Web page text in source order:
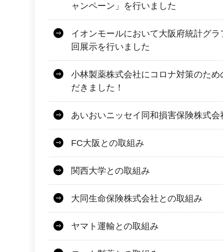
ャンペーン」を行いました
イオンモールにおいて大阪府統計グ
回展示を行いました
小林製薬株式会社にコロナ対策のた
だきました！
あいおいニッセイ同和損害保険株式会
FC大阪との取組み
関西大学との取組み
大同生命保険株式会社との取組み
ヤマト運輸との取組み